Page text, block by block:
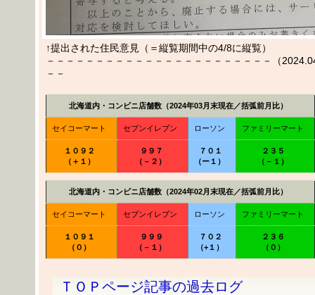
↑提出された住民意見（＝縦覧期間中の4/8に縦覧）
－－－－－－－－－－－－－－－－－－－－－－－（
－－
北海道内・コンビニ店舗数（2024年03月末現在／括弧前月比）
セイコーマート セブンイレブン ローソン ファミリーマート
１０９２
（＋１）
９９７
（－２）
７０１
（ー１）
２３５
（－１）
北海道内・コンビニ店舗数（2024年02月末現在／括弧前月比）
セイコーマート セブンイレブン ローソン ファミリーマート
１０９１
（０）
９９９
（－１）
７０２
（+１）
２３６
（０）
ＴＯＰページ記事の過去ログ